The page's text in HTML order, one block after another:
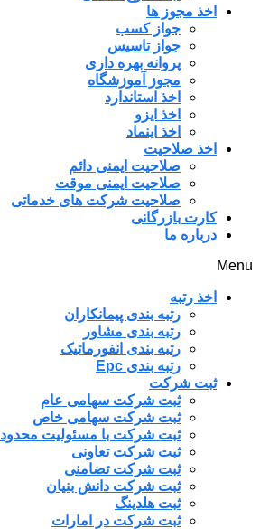
اخذ مجوز ها
جواز کسب
جواز تاسیس
پروانه بهره داری
مجوز آموزشگاه
اخذ استاندارد
اخذ ایزو
اخذ اینماد
اخذ صلاحیت
صلاحیت ایمنی دائم
صلاحیت ایمنی موقت
صلاحیت شرکت های خدماتی
کارت بازرگانی
درباره ما
Menu
اخذ رتبه
رتبه بندی پیمانکاران
رتبه بندی مشاور
رتبه بندی انفورماتیک
رتبه بندی Epc
ثبت شرکت
ثبت شرکت سهامی عام
ثبت شرکت سهامی خاص
ثبت شرکت با مسئولیت محدود
ثبت شرکت تعاونی
ثبت شرکت تضامنی
ثبت شرکت دانش بنیان
ثبت هلدینگ
ثبت شرکت در امارات